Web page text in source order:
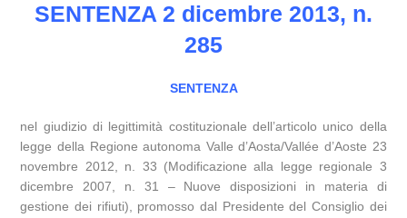
SENTENZA 2 dicembre 2013, n.
285
SENTENZA
nel giudizio di legittimità costituzionale dell’articolo unico della
legge della Regione autonoma Valle d’Aosta/Vallée d’Aoste 23
novembre 2012, n. 33 (Modificazione alla legge regionale 3
dicembre 2007, n. 31 – Nuove disposizioni in materia di
gestione dei rifiuti), promosso dal Presidente del Consiglio dei